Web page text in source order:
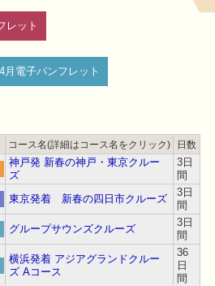
レット
電子パンフレット
コース名(詳細はコース名をクリック) 日数
神戸発 新春の神戸・東京クルー
ズ
3日
間
東京発着 新春の四日市クルーズ
3日
間
グループサウンズクルーズ
3日
間
横浜発着 アジアグランドクルー
ズ Aコース
36
日
間